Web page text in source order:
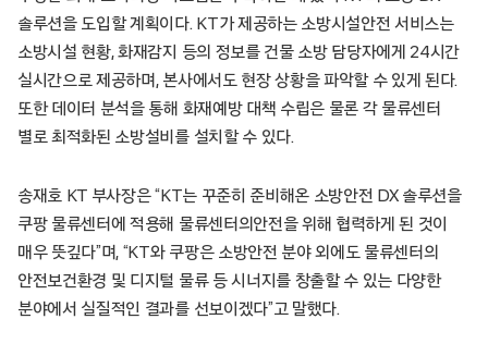
솔루션을 도입할 계획이다. KT가 제공하는 소방시설안전 서비스는
소방시설 현황, 화재감지 등의 정보를 건물 소방 담당자에게 24시간
실시간으로 제공하며, 본사에서도 현장 상황을 파악할 수 있게 된다.
또한 데이터 분석을 통해 화재예방 대책 수립은 물론 각 물류센터
별로 최적화된 소방설비를 설치할 수 있다.
송재호 KT 부사장은 “KT는 꾸준히 준비해온 소방안전 DX 솔루션을
쿠팡 물류센터에 적용해 물류센터의안전을 위해 협력하게 된 것이
매우 뜻깊다”며, “KT와 쿠팡은 소방안전 분야 외에도 물류센터의
안전보건환경 및 디지털 물류 등 시너지를 창출할 수 있는 다양한
분야에서 실질적인 결과를 선보이겠다”고 말했다.